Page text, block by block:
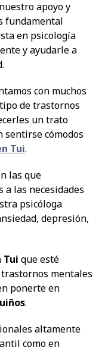
apoyo y
fundamental
en psicología
y ayudarle a
con muchos
de trastornos
un trato
sentirse cómodos
Tui.
las que
a las necesidades
psicóloga
depresión,
Tui que esté
mentales
ponerte en
.
altamente
como en